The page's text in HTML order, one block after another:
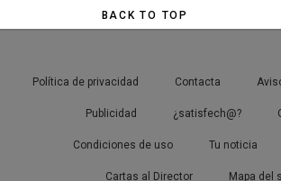
BACK TO TOP
Política de privacidad Contacta
Publicidad ¿satisfech@?
Condiciones de uso Tu noticia
Cartas al Director Mapa del